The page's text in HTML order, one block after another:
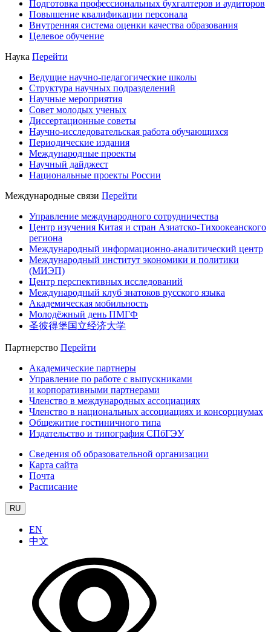
Подготовка профессиональных бухгалтеров и аудиторов
Повышение квалификации персонала
Внутренняя система оценки качества образования
Целевое обучение
Наука Перейти
Ведущие научно-педагогические школы
Структура научных подразделений
Научные мероприятия
Совет молодых ученых
Диссертационные советы
Научно-исследовательская работа обучающихся
Периодические издания
Международные проекты
Научный дайджест
Национальные проекты России
Международные связи Перейти
Управление международного сотрудничества
Центр изучения Китая и стран Азиатско-Тихоокеанского
региона
Международный информационно-аналитический центр
Международный институт экономики и политики
(МИЭП)
Центр перспективных исследований
Международный клуб знатоков русского языка
Академическая мобильность
Молодёжный день ПМГФ
圣彼得堡国立经济大学
Партнерство Перейти
Академические партнеры
Управление по работе с выпускниками
и корпоративными партнерами
Членство в международных ассоциациях
Членство в национальных ассоциациях и консорциумах
Общежитие гостиничного типа
Издательство и типография СПбГЭУ
Сведения об образовательной организации
Карта сайта
Почта
Расписание
RU
EN
中文